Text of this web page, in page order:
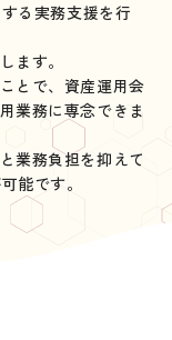
る実務支援を行
ます。
とで、資産運用会
業務に専念できま
業務負担を抑えて
能です。